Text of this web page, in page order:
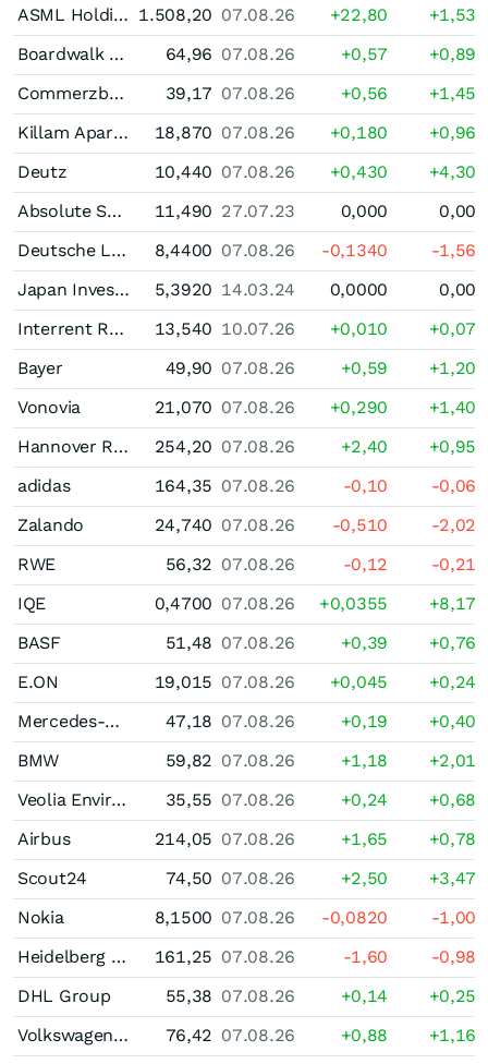
ASML Holding 1.508,20 07.08.26 +22,80
+1,53
Boardwalk Real Estate Investment Trust Trust Units
64,96 07.08.26 +0,57
+0,89
Commerzbank
39,17 07.08.26 +0,56
+1,45
Killam Apartment Real Estate Investment Trust
18,870 07.08.26 +0,180
+0,96
Deutz
10,440 07.08.26 +0,430
+4,30
Absolute Software
11,490 27.07.23 0,000
0,00
Deutsche Lufthansa
8,4400 07.08.26 -0,1340
-1,56
Japan Investment Adviser
5,3920 14.03.24 0,0000
0,00
Interrent Real Estate Investment Trust Trust Units
13,540 10.07.26 +0,010
+0,07
Bayer
49,90 07.08.26 +0,59
+1,20
Vonovia
21,070 07.08.26 +0,290
+1,40
Hannover Rueck
254,20 07.08.26 +2,40
+0,95
adidas
164,35 07.08.26 -0,10
-0,06
Zalando
24,740 07.08.26 -0,510
-2,02
RWE
56,32 07.08.26 -0,12
-0,21
IQE
0,4700 07.08.26 +0,0355
+8,17
BASF
51,48 07.08.26 +0,39
+0,76
E.ON
19,015 07.08.26 +0,045
+0,24
Mercedes-Benz Group
47,18 07.08.26 +0,19
+0,40
BMW
59,82 07.08.26 +1,18
+2,01
Veolia Environnement
35,55 07.08.26 +0,24
+0,68
Airbus
214,05 07.08.26 +1,65
+0,78
Scout24
74,50 07.08.26 +2,50
+3,47
Nokia
8,1500 07.08.26 -0,0820
-1,00
Heidelberg Materials
161,25 07.08.26 -1,60
-0,98
DHL Group
55,38 07.08.26 +0,14
+0,25
Volkswagen (VW) Vz
76,42 07.08.26 +0,88 +1,16